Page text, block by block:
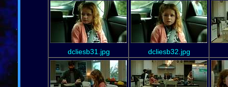
dcliesb31.jpg dcliesb32.jpg